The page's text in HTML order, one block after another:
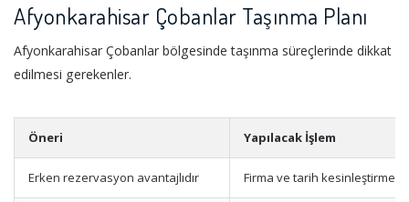
Afyonkarahisar Çobanlar Taşınma Planı
Afyonkarahisar Çobanlar bölgesinde taşınma süreçlerinde dikkat
edilmesi gerekenler.
Öneri Yapılacak İşlem
Erken rezervasyon avantajlıdır Firma ve tarih kesinleştirme